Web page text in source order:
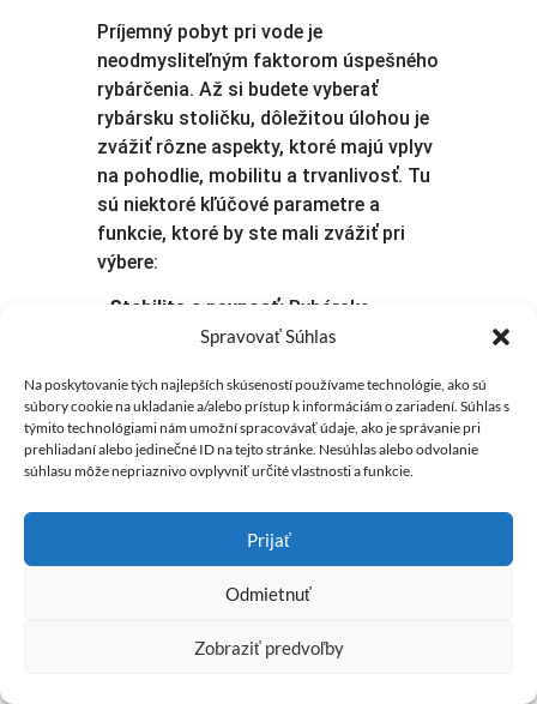
Spravovať Súhlas
Na poskytovanie tých najlepších skúseností používame technológie, ako sú
súbory cookie na ukladanie a/alebo prístup k informáciám o zariadení. Súhlas s
týmito technológiami nám umožní spracovávať údaje, ako je správanie pri
prehliadaní alebo jedinečné ID na tejto stránke. Nesúhlas alebo odvolanie
súhlasu môže nepriaznivo ovplyvniť určité vlastnosti a funkcie.
Prijať
Odmietnuť
Zobraziť predvoľby
Príjemný pobyt pri vode je
neodmysliteľným faktorom úspešného
rybárčenia. Až si budete vyberať
rybársku stoličku, dôležitou úlohou je
zvážiť rôzne aspekty, ktoré majú vplyv
na pohodlie, mobilitu a trvanlivosť. Tu
sú niektoré kľúčové parametre a
funkcie, ktoré by ste mali zvážiť pri
výbere:
Stabilita a pevnosť: Rybárske
stoličky by mali byť stabilné a pevné,
podporiť váhu rybára počas dlhého
sedenia. Hľadajte modely s širokými
nohami a silnou konštrukciou.
niekoľko hodín. Ergonomické sedadlá s
dostatočným polstrovaním, opierky
chrbát sú prvky, ktoré poskytnú